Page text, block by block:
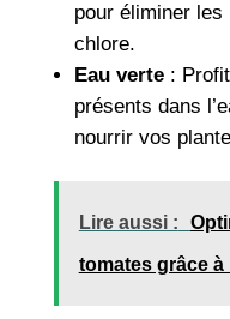
pour éliminer
chlore.
Eau verte:
présents dans
nourrir vos
Lire aussi :
tomates grâce